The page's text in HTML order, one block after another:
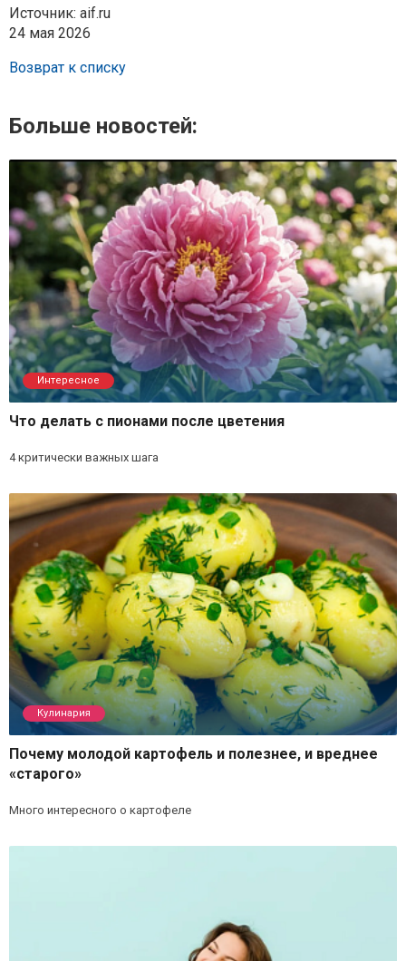
Источник: aif.ru
24 мая 2026
Возврат к списку
Больше новостей:
Интересное
Что делать с пионами после цветения
4 критически важных шага
Кулинария
Почему молодой картофель и полезнее, и вреднее
«старого»
Много интересного о картофеле